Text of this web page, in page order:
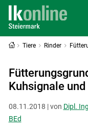
Tiere Rinder
Kuhsignale
08.11.2018 | von Dipl.
BEd